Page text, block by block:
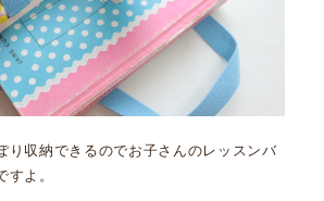
り収納できるのでお子さんのレッスンバ
すよ。